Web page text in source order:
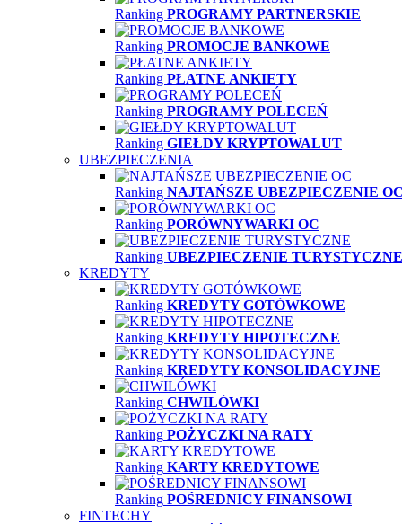
Ranking PROGRAMY PARTNERSKIE
Ranking PROMOCJE BANKOWE
Ranking PŁATNE ANKIETY
Ranking PROGRAMY POLECEŃ
Ranking GIEŁDY KRYPTOWALUT
UBEZPIECZENIA
Ranking NAJTAŃSZE UBEZPIECZENIE
Ranking PORÓWNYWARKI OC
Ranking UBEZPIECZENIE TURYSTYCZNE
KREDYTY
Ranking KREDYTY GOTÓWKOWE
Ranking KREDYTY HIPOTECZNE
Ranking KREDYTY KONSOLIDACYJNE
Ranking CHWILÓWKI
Ranking POŻYCZKI NA RATY
Ranking KARTY KREDYTOWE
Ranking POŚREDNICY FINANSOWI
FINTECHY